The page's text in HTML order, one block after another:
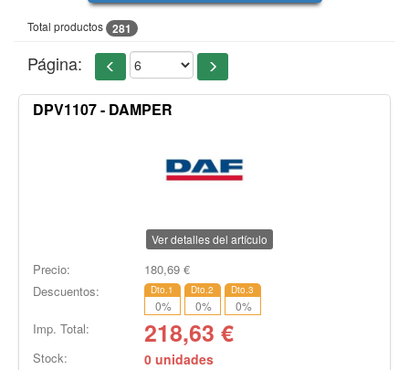
Total productos 281
Página:
DPV1107 - DAMPER
Ver detalles del artículo
Precio: 180,69€
Descuentos:
Dto.1
0%
Dto.2
0%
Dto.3
0%
Imp. Total: 218,63 €
Stock: 0 unidades